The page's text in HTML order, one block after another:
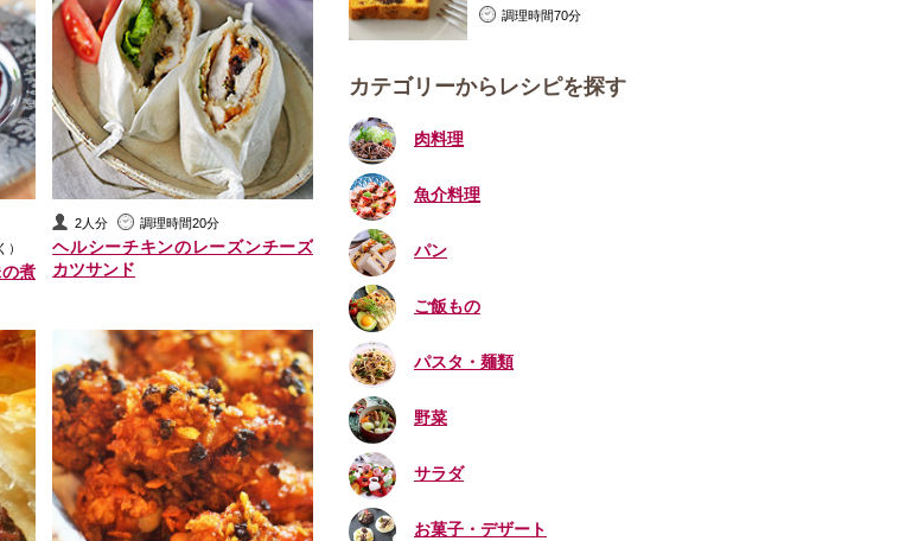
煮
2人分 調理時間20分
ヘルシーチキンのレーズンチーズ
カツサンド
調理時間70分
カテゴリーからレシピを探す
肉料理
魚介料理
パン
ご飯もの
パスタ・麺類
野菜
サラダ
お菓子・デザート